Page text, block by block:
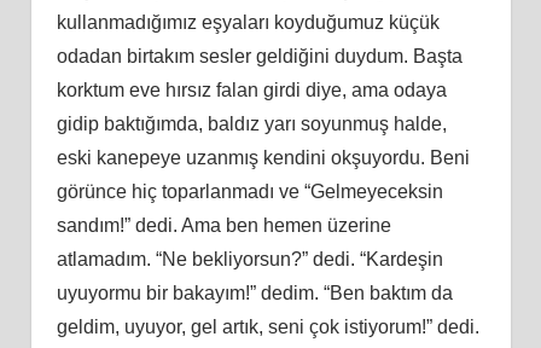
kullanmadığımız eşyaları koyduğumuz küçük
odadan birtakım sesler geldiğini duydum. Başta
korktum eve hırsız falan girdi diye, ama odaya
gidip baktığımda, baldız yarı soyunmuş halde,
eski kanepeye uzanmış kendini okşuyordu. Beni
görünce hiç toparlanmadı ve “Gelmeyeceksin
sandım!” dedi. Ama ben hemen üzerine
atlamadım. “Ne bekliyorsun?” dedi. “Kardeşin
uyuyormu bir bakayım!” dedim. “Ben baktım da
geldim, uyuyor, gel artık, seni çok istiyorum!” dedi.